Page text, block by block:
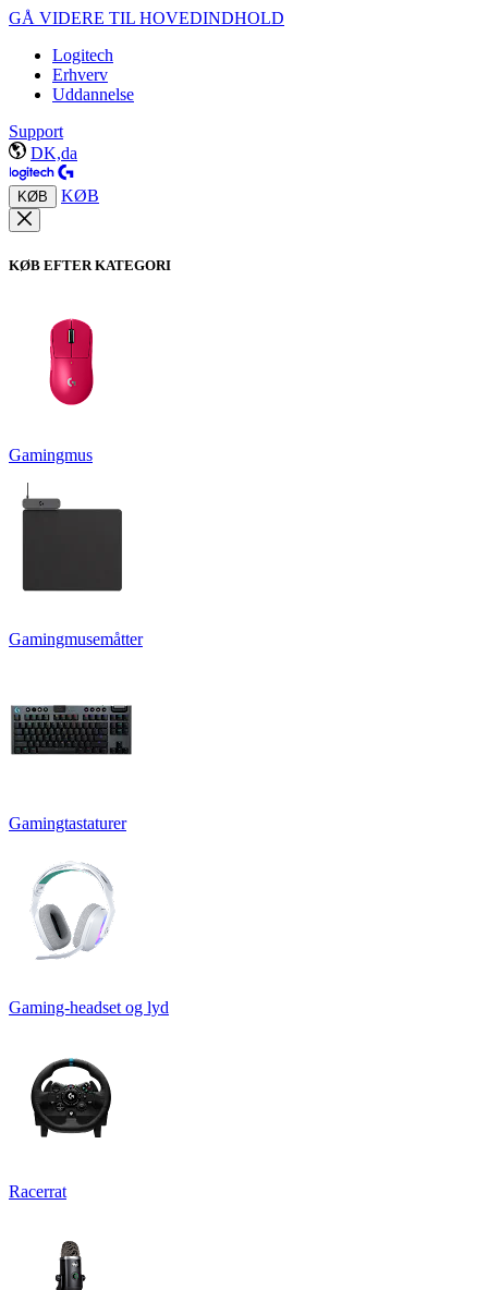
GÅ VIDERE TIL HOVEDINDHOLD
Logitech
Erhverv
Uddannelse
Support
DK,da
KØB KØB
KØB EFTER KATEGORI
Gamingmus
Gamingmusemåtter
Gamingtastaturer
Gaming-headset og lyd
Racerrat